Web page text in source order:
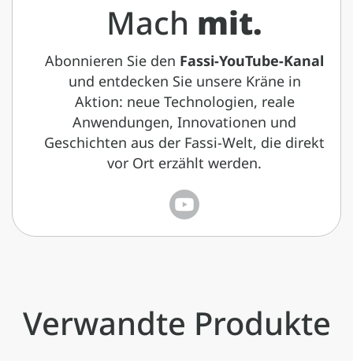
Mach mit.
Abonnieren Sie den Fassi-YouTube-Kanal
und entdecken Sie unsere Kräne in
Aktion: neue Technologien, reale
Anwendungen, Innovationen und
Geschichten aus der Fassi-Welt, die direkt
vor Ort erzählt werden.
Verwandte Produkte